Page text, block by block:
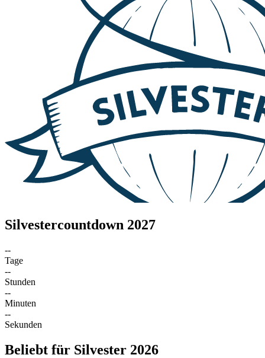
Silvestercountdown 2027
--
Tage
--
Stunden
--
Minuten
--
Sekunden
Beliebt für Silvester 2026